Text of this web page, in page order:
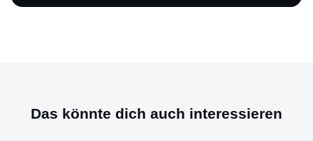
Das könnte dich auch interessieren